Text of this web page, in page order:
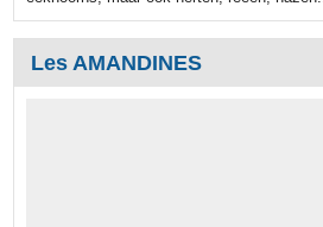
Les AMANDINES